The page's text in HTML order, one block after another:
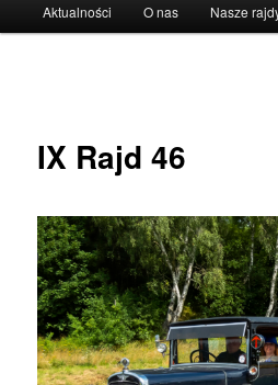
Aktualności O nas Nasze
IX Rajd 46